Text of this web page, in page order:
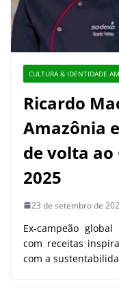
CULTURA & IDENTIDADE
Ricardo
Amazônia
de volta ao
2025
23 de setembro de
Ex-campeão
com receitas
com a